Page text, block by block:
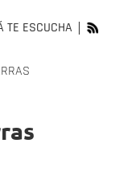
TE ESCUCHA